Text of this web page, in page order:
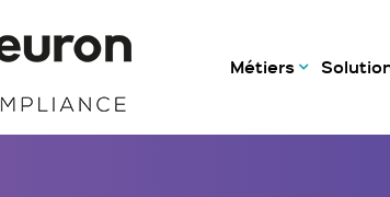
Métiers